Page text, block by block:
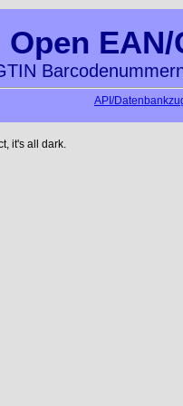
Open
API/
it's all dark.